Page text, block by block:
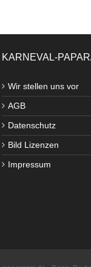
KARNEVAL-
Wir stellen uns vor
AGB
Datenschutz
Bild Lizenzen
Impressum